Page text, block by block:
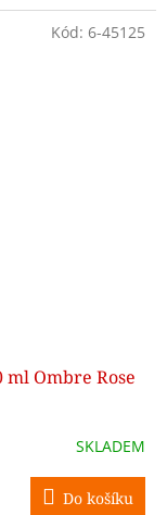
ml Ombre Rose
SKLADEM
Do košíku
Kód: 6-45125